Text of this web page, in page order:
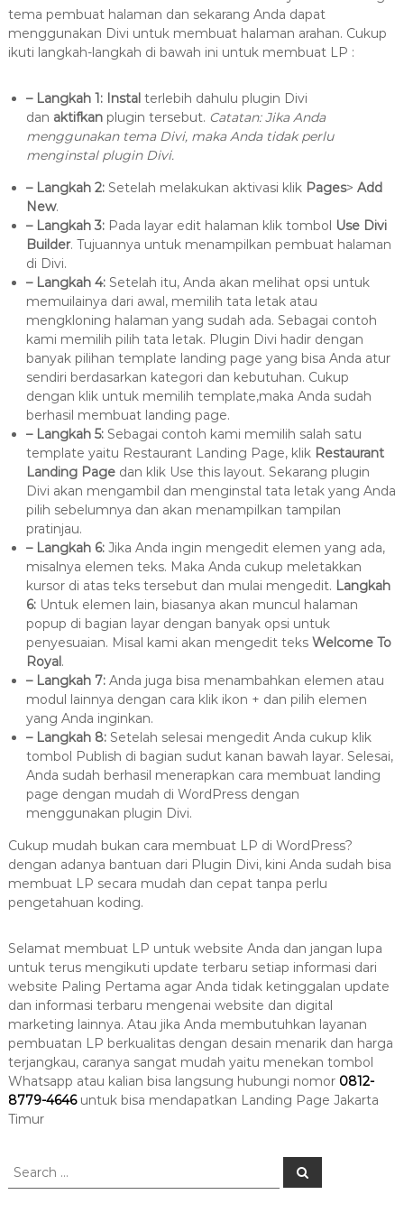
tema pembuat halaman dan sekarang Anda dapat
menggunakan Divi untuk membuat halaman arahan. Cukup
ikuti langkah-langkah di bawah ini untuk membuat LP :
– Langkah 1: Instal terlebih dahulu plugin Divi
dan aktifkan plugin tersebut. Catatan: Jika Anda
menggunakan tema Divi, maka Anda tidak perlu
menginstal plugin Divi.
– Langkah 2:Setelah melakukan aktivasi klik Pages> Add
New.
– Langkah 3:Pada layar edit halaman klik tombol Use Divi
Builder. Tujuannya untuk menampilkan pembuat halaman
di Divi.
– Langkah 4:Setelah itu, Anda akan melihat opsi untuk
memuilainya dari awal, memilih tata letak atau
mengkloning halaman yang sudah ada. Sebagai contoh
kami memilih pilih tata letak. Plugin Divi hadir dengan
banyak pilihan template landing page yang bisa Anda atur
sendiri berdasarkan kategori dan kebutuhan. Cukup
dengan klik untuk memilih template,maka Anda sudah
berhasil membuat landing page.
– Langkah 5:Sebagai contoh kami memilih salah satu
template yaitu Restaurant Landing Page, klik Restaurant
Landing Pagedan klik Use this layout. Sekarang plugin
Divi akan mengambil dan menginstal tata letak yang Anda
pilih sebelumnya dan akan menampilkan tampilan
pratinjau.
– Langkah 6:Jika Anda ingin mengedit elemen yang ada,
misalnya elemen teks. Maka Anda cukup meletakkan
kursor di atas teks tersebut dan mulai mengedit. Langkah
6:Untuk elemen lain, biasanya akan muncul halaman
popup di bagian layar dengan banyak opsi untuk
penyesuaian. Misal kami akan mengedit teks Welcome To
Royal.
– Langkah 7:Anda juga bisa menambahkan elemen atau
modul lainnya dengan cara klik ikon + dan pilih elemen
yang Anda inginkan.
– Langkah 8:Setelah selesai mengedit Anda cukup klik
tombol Publish di bagian sudut kanan bawah layar. Selesai,
Anda sudah berhasil menerapkan cara membuat landing
page dengan mudah di WordPress dengan
menggunakan plugin Divi.
Cukup mudah bukan cara membuat LP di WordPress?
dengan adanya bantuan dari Plugin Divi, kini Anda sudah bisa
membuat LP secara mudah dan cepat tanpa perlu
pengetahuan koding.
Selamat membuat LP untuk website Anda dan jangan lupa
untuk terus mengikuti update terbaru setiap informasi dari
website Paling Pertama agar Anda tidak ketinggalan update
dan informasi terbaru mengenai website dan digital
marketing lainnya. Atau jika Anda membutuhkan layanan
pembuatan LP berkualitas dengan desain menarik dan harga
terjangkau, caranya sangat mudah yaitu menekan tombol
Whatsapp atau kalian bisa langsung hubungi nomor 0812-
8779-4646untuk bisa mendapatkan Landing Page Jakarta
Timur
S
S
e